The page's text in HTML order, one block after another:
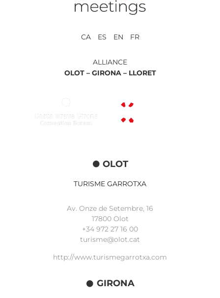
CA ES EN FR
ALLIANCE
OLOT – GIRONA – LLORET
OLOT
TURISME GARROTXA
Av. Onze de Setembre, 16
17800 Olot
+34 972 27 16 00
turisme@olot.cat
http://www.turismegarrotxa.com
GIRONA